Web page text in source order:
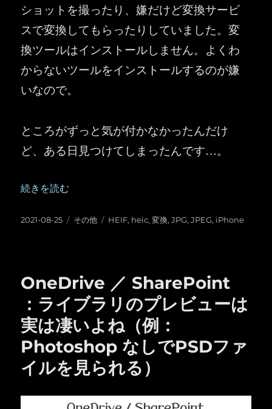
ショットを撮ったり、嫌だけど変換サービ
スで変換してもらったりしていました。変
換ツールはインストールしません。よくわ
からないツールをインストールするのが嫌
いなので。
ところがずっと気が付かなかったんだけ
ど、ある日見つけてしまったんです…。
“iPhone で撮影した HEIF (HEIC) 形式の画像ファイルを
続きを読む
投
2021-08-25
カ
その他
タ
HEIF, heic,変換,JPG,JPEG, iPhone
OneDrive ／ SharePoint
：ライブラリのプレビューは
実は凄いよね（例：
Photoshop なしでPSDファ
イルを見られる）